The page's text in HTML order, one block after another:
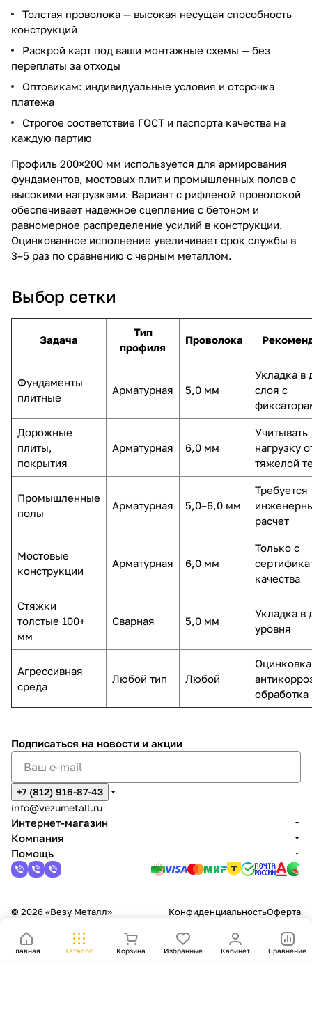
Толстая проволока — высокая несущая способность
конструкций
Раскрой карт под ваши монтажные схемы — без
переплаты за отходы
Оптовикам: индивидуальные условия и отсрочка
платежа
Строгое соответствие ГОСТ и паспорта качества на
каждую партию
Профиль 200×200 мм используется для армирования
фундаментов, мостовых плит и промышленных полов с
высокими нагрузками. Вариант с рифленой проволокой
обеспечивает надежное сцепление с бетоном и
равномерное распределение усилий в конструкции.
Оцинкованное исполнение увеличивает срок службы в
3–5 раз по сравнению с черным металлом.
Выбор сетки
Задача
Тип
профиля
Проволока
Фундаменты
плитные
Арматурная 5,0 мм
Укладка в
слоя с
Дорожные
плиты,
покрытия
Арматурная 6,0 мм
Учитывать
нагрузку
тяжелой
Промышленные
полы
Арматурная 5,0–6,0 мм
Требуется
расчет
Мостовые
конструкции
Арматурная 6,0 мм
Только с
качества
Стяжки
толстые 100+
мм
Сварная 5,0 мм
Укладка в
уровня
Агрессивная
среда
Любой тип Любой
обработка
Главная Каталог Корзина Избранные Кабинет Сравнение
Подписаться на новости и акции
+7 (812) 916-87-43
info@vezumetall.ru
Интернет-магазин
Компания
Помощь
© 2026 «Везу Металл» КонфиденциальностьОферта